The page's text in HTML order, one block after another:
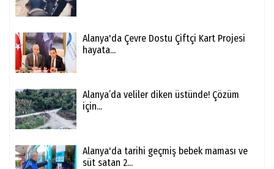
Alanya'da Çevre Dostu Çiftçi Kart Projesi
hayata...
Alanya’da veliler diken üstünde! Çözüm
için...
Alanya'da tarihi geçmiş bebek maması ve
süt satan 2...